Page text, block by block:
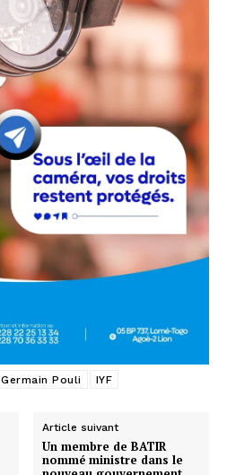
Germain Pouli IYF
Article suivant
Un membre de BATIR
nommé ministre dans le